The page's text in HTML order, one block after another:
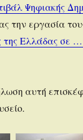
Ψηφιακής
την εργασία
Ελλάδας σε …
αυτή